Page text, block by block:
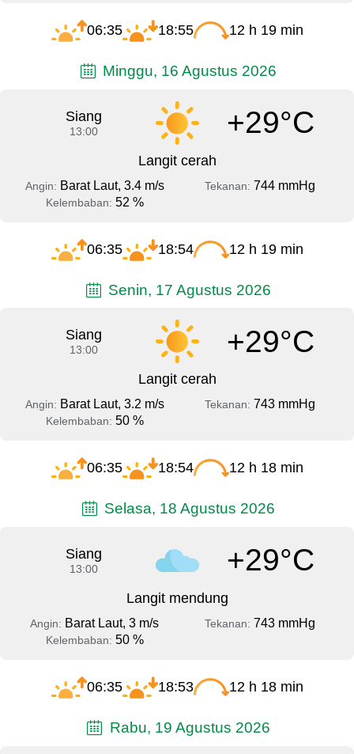
06:35 18:55 12 h 19 min
Minggu, 16 Agustus 2026
Siang
13:00 +29°C
Langit cerah
Angin: Barat Laut, 3.4 m/s Tekanan: 744 mmHg
Kelembaban: 52 %
06:35 18:54 12 h 19 min
Senin, 17 Agustus 2026
Siang
13:00 +29°C
Langit cerah
Angin: Barat Laut, 3.2 m/s Tekanan: 743 mmHg
Kelembaban: 50 %
06:35 18:54 12 h 18 min
Selasa, 18 Agustus 2026
Siang
13:00 +29°C
Langit mendung
Angin: Barat Laut, 3 m/s Tekanan: 743 mmHg
Kelembaban: 50 %
06:35 18:53 12 h 18 min
Rabu, 19 Agustus 2026